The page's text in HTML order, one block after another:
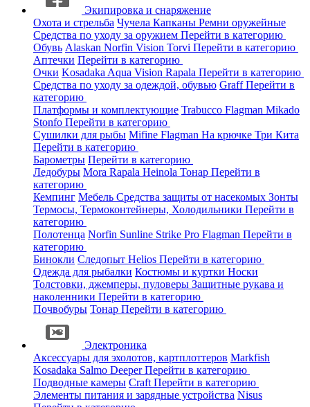
Экипировка и снаряжение
Охота и стрельба Чучела Капканы Ремни оружейные
Средства по уходу за оружием Перейти в категорию
Обувь Alaskan Norfin Vision Torvi Перейти в категорию
Аптечки Перейти в категорию
Очки Kosadaka Aqua Vision Rapala Перейти в категорию
Средства по уходу за одеждой, обувью GraffПерейти в
категорию
Платформы и комплектующие Trabucco Flagman Mikado
Stonfo Перейти в категорию
Сушилки для рыбы Mifine Flagman На крючке Три Кита
Перейти в категорию
Барометры Перейти в категорию
Ледобуры Mora Rapala Heinola Тонар Перейти в
категорию
Кемпинг Мебель Средства защиты от насекомых Зонты
Термосы, Термоконтейнеры, Холодильники Перейти в
категорию
Полотенца Norfin Sunline Strike Pro Flagman Перейти в
категорию
Бинокли Следопыт Helios Перейти в категорию
Одежда для рыбалки Костюмы и куртки Носки
Толстовки, джемперы, пуловеры Защитные рукава и
наколенники Перейти в категорию
Почвобуры Тонар Перейти в категорию
Электроника
Аксессуары для эхолотов, картплоттеров Markfish
Kosadaka Salmo DeeperПерейти в категорию
Подводные камеры Craft Перейти в категорию
Элементы питания и зарядные устройства Nisus